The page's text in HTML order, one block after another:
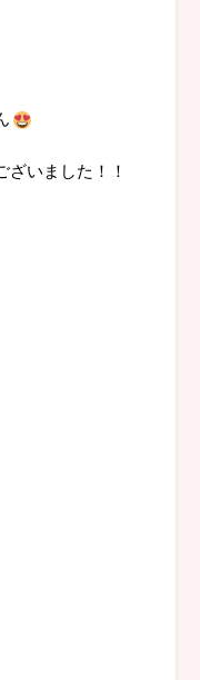
いました！！